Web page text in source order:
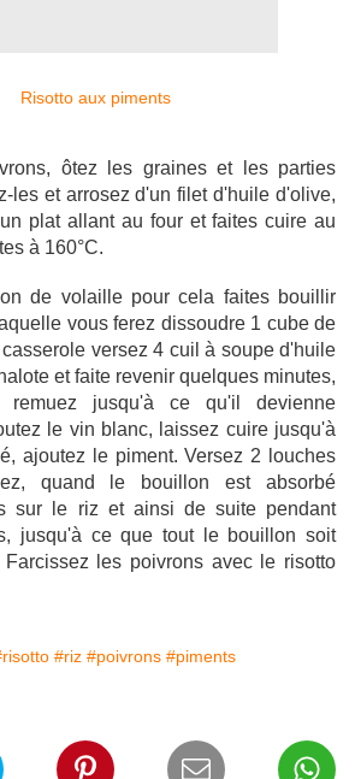
ôtez les graines et les parties
les et arrosez d'un filet d'huile d'olive,
plat allant au four et faites cuire au
à 160°C.
de volaille pour cela faites bouillir
vous ferez dissoudre 1 cube de
versez 4 cuil à soupe d'huile
et faite revenir quelques minutes,
jusqu'à ce qu'il devienne
le vin blanc, laissez cuire jusqu'à
ajoutez le piment. Versez 2 louches
quand le bouillon est absorbé
sur le riz et ainsi de suite pendant
jusqu'à ce que tout le bouillon soit
les poivrons avec le risotto
#riz #poivrons #piments